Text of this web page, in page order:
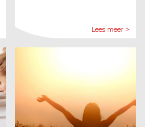
Lees meer >